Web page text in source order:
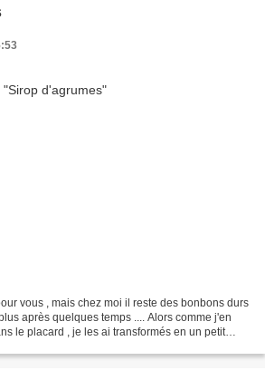
vous , mais chez moi il reste des bonbons durs
après quelques temps .... Alors comme j'en
le placard , je les ai transformés en un petit